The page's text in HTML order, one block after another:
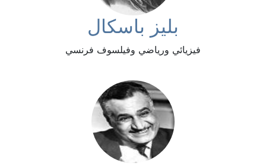
بليز باسكال
فيزيائي ورياضي وفيلسوف فرنسي